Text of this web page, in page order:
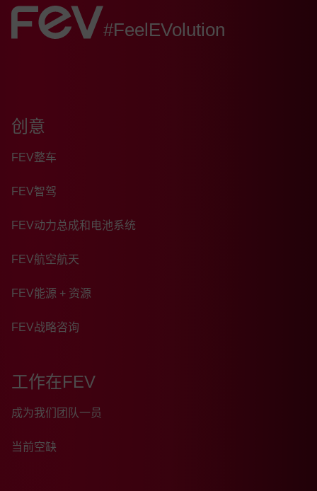
FEV:
#FeelEVolution
创意
FEV整车
FEV智驾
FEV动力总成和电池系统
FEV航空航天
FEV能源 + 资源
FEV战略咨询
工作在FEV
成为我们团队一员
当前空缺